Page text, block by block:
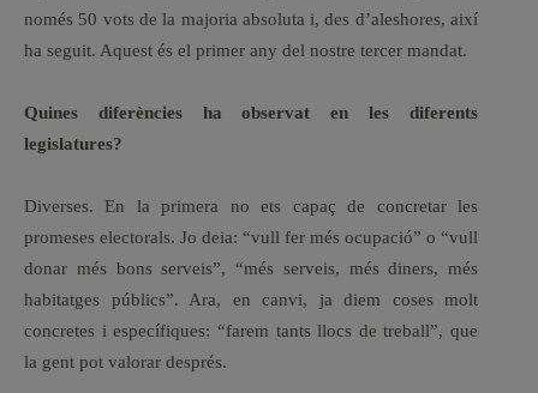
només 50 vots de la majoria absoluta i, des d’aleshores, així
ha seguit. Aquest és el primer any del nostre tercer mandat.
Quines diferències ha observat en les diferents
legislatures?
Diverses. En la primera no ets capaç de concretar les
promeses electorals. Jo deia: “vull fer més ocupació” o “vull
donar més bons serveis”, “més serveis, més diners, més
habitatges públics”. Ara, en canvi, ja diem coses molt
concretes i específiques: “farem tants llocs de treball”, que
la gent pot valorar després.